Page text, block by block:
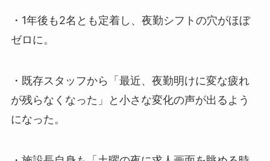
・1年後も2名とも定着し、夜勤シフトの穴がほぼ
ゼロに。
・既存スタッフから「最近、夜勤明けに変な疲れ
が残らなくなった」と小さな変化の声が出るよう
になった。